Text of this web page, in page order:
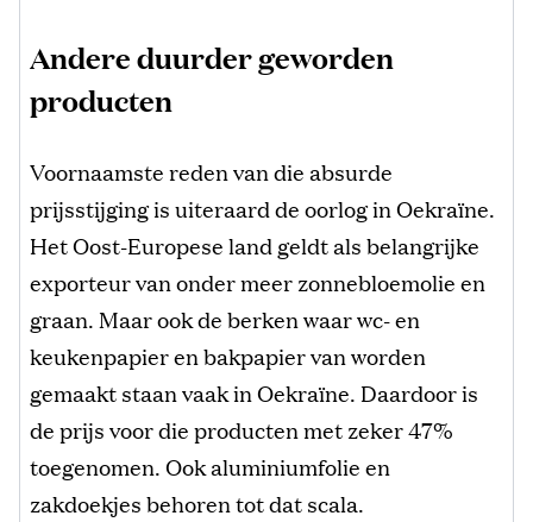
Andere duurder geworden
producten
Voornaamste reden van die absurde
prijsstijging is uiteraard de oorlog in Oekraïne.
Het Oost-Europese land geldt als belangrijke
exporteur van onder meer zonnebloemolie en
graan. Maar ook de berken waar wc- en
keukenpapier en bakpapier van worden
gemaakt staan vaak in Oekraïne. Daardoor is
de prijs voor die producten met zeker 47%
toegenomen. Ook aluminiumfolie en
zakdoekjes behoren tot dat scala.